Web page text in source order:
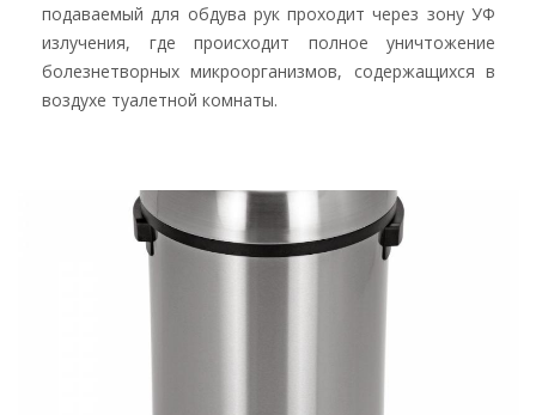
подаваемый для обдува рук проходит через зону УФ
излучения, где происходит полное уничтожение
болезнетворных микроорганизмов, содержащихся в
воздухе туалетной комнаты.